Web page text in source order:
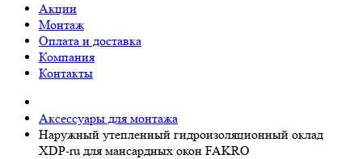
Акции
Монтаж
Оплата и доставка
Компания
Контакты
Аксессуары для монтажа
Наружный утепленный гидроизоляционный оклад
XDP-ru для мансардных окон FAKRO